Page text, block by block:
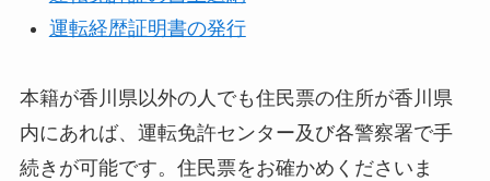
運転経歴証明書の発行
本籍が香川県以外の人でも住民票の住所が香川県
内にあれば、運転免許センター及び各警察署で手
続きが可能です。住民票をお確かめくださいま